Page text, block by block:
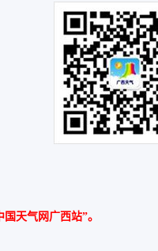
天气网广西站”。